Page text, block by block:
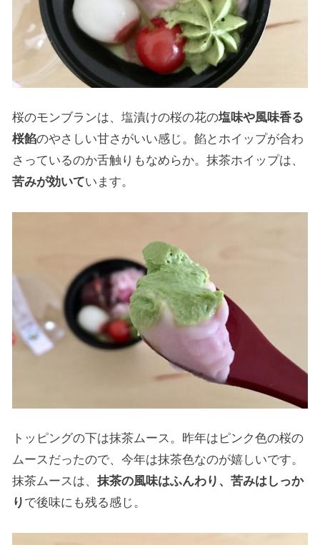
桜のモンブランは、塩漬けの桜の花の塩味や風味香る
桜餡のやさしい甘さがいい感じ。餡とホイップが合わ
さっているのか舌触りもなめらか。抹茶ホイップは、
苦みが効いています。
トッピングの下は抹茶ムース。昨年はピンク色の桜の
ムースだったので、今年は抹茶色なのが嬉しいです。
抹茶ムースは、抹茶の風味はふんわり、苦みはしっか
り で後味にも残る感じ。